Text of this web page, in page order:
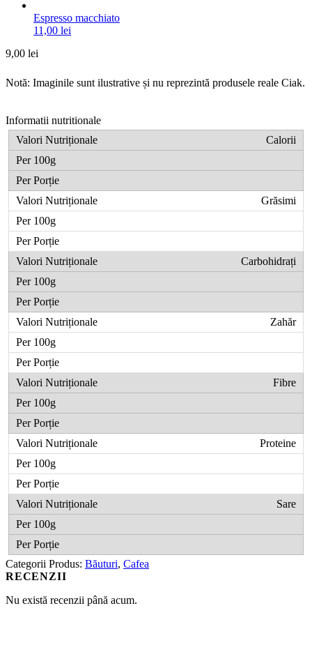
Espresso macchiato
11,00 lei
9,00 lei
Notă: Imaginile sunt ilustrative și nu reprezintă produsele reale Ciak.
Informatii nutritionale
Calorii
Grăsimi
Carbohidrați
Zahăr
Fibre
Proteine
Sare
Categorii Produs: Băuturi, Cafea
RECENZII
Nu există recenzii până acum.